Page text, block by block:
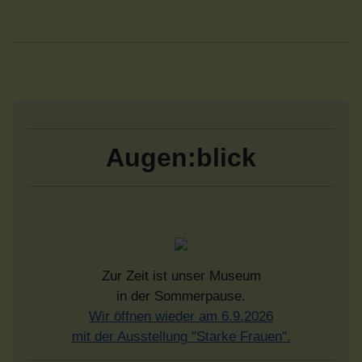
Augen:blick
Zur Zeit ist unser Museum
in der Sommerpause.
Wir öffnen wieder am 6.9.2026
mit der Ausstellung "Starke Frauen".